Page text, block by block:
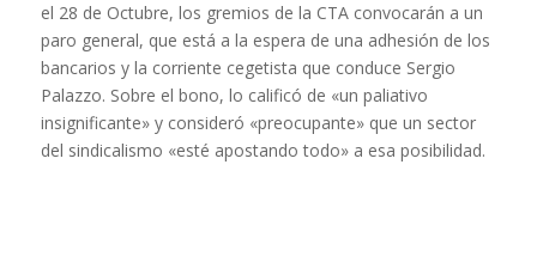
el 28 de Octubre, los gremios de la CTA convocarán a un
paro general, que está a la espera de una adhesión de los
bancarios y la corriente cegetista que conduce Sergio
Palazzo. Sobre el bono, lo calificó de «un paliativo
insignificante» y consideró «preocupante» que un sector
del sindicalismo «esté apostando todo» a esa posibilidad.